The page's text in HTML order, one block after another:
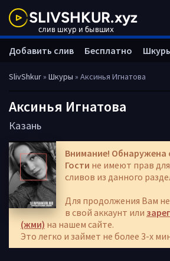
SlivShkur» Шкуры » Аксинья Игнатова
Аксинья Игнатова
Казань
Внимание! Обнаружена
Гости не имеют прав
сливов из данного
Для продолжения Вам
в свой аккаунт или
(жми) на нашем сайте.
Это легко и займет не более 3-х
Добавить слив Бесплатно